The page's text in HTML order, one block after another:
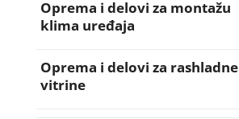
Termostati za šporete
Oprema i delovi za montažu
klima uređaja
Armafleks
Oprema i delovi za rashladne
vitrine